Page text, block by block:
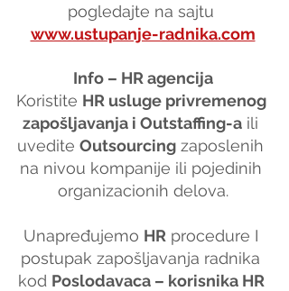
pogledajte na sajtu
www.ustupanje-radnika.com
Info – HR agencija
Koristite HR usluge privremenog
zapošljavanja i Outstaffing-a ili
uvedite Outsourcing zaposlenih
na nivou kompanije ili pojedinih
organizacionih delova.
Unapređujemo HR procedure I
postupak zapošljavanja radnika
kod Poslodavaca – korisnika HR